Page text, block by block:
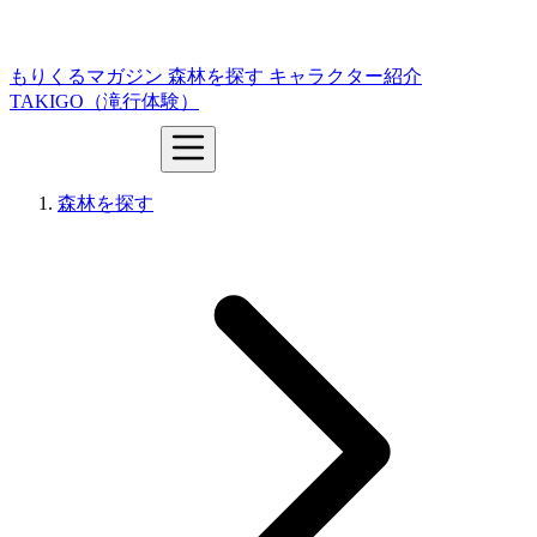
もりくるマガジン 森林を探す キャラクター紹介
TAKIGO（滝行体験）
森林を探す